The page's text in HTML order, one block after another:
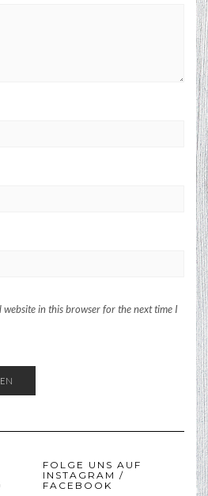
website in this browser for the next time I
FOLGE UNS AUF
INSTAGRAM /
FACEBOOK